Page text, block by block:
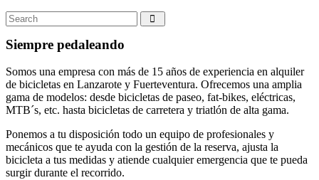
Siempre pedaleando
Somos una empresa con más de 15 años de experiencia en alquiler
de bicicletas en Lanzarote y Fuerteventura. Ofrecemos una amplia
gama de modelos: desde bicicletas de paseo, fat-bikes, eléctricas,
MTB´s, etc. hasta bicicletas de carretera y triatlón de alta gama.
Ponemos a tu disposición todo un equipo de profesionales y
mecánicos que te ayuda con la gestión de la reserva, ajusta la
bicicleta a tus medidas y atiende cualquier emergencia que te pueda
surgir durante el recorrido.